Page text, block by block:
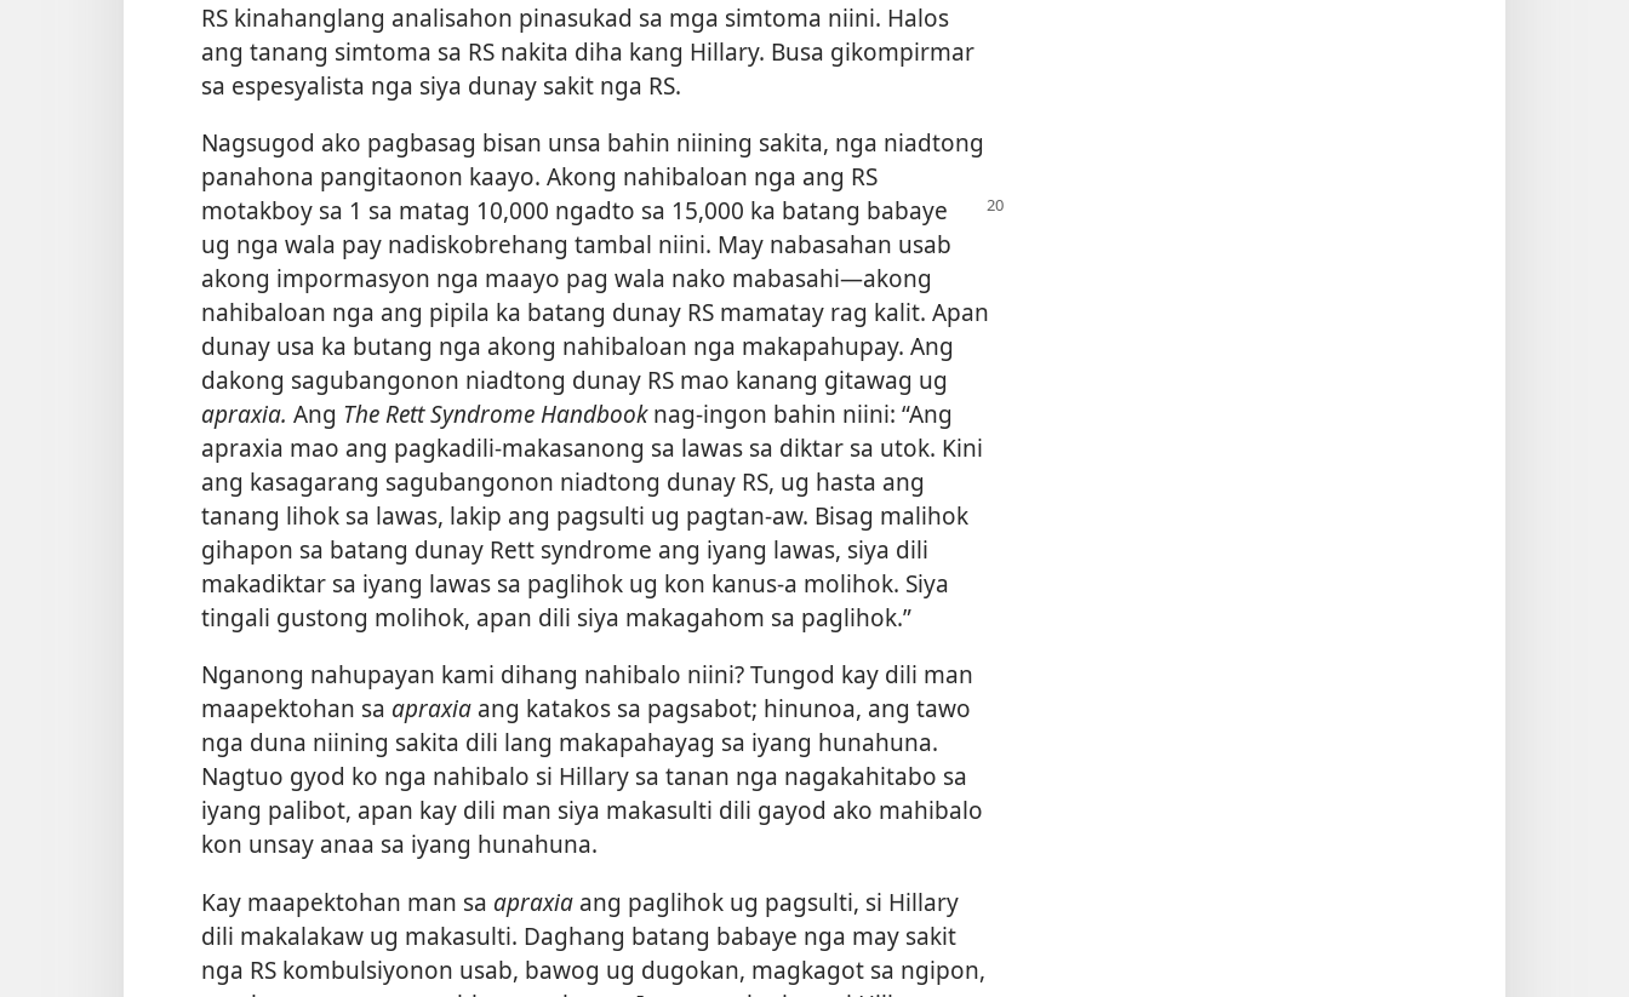
RS kinahanglang analisahon pinasukad sa mga simtoma niini. Halos
ang tanang simtoma sa RS nakita diha kang Hillary. Busa gikompirmar
sa espesyalista nga siya dunay sakit nga RS.
Nagsugod ako pagbasag bisan unsa bahin niining sakita, nga niadtong
panahona pangitaonon kaayo. Akong nahibaloan nga ang RS
motakboy sa 1 sa matag 10,000 ngadto sa 15,000 ka batang babaye
ug nga wala pay nadiskobrehang tambal niini. May nabasahan usab
akong impormasyon nga maayo pag wala nako mabasahi​—akong
nahibaloan nga ang pipila ka batang dunay RS mamatay rag kalit. Apan
dunay usa ka butang nga akong nahibaloan nga makapahupay. Ang
dakong sagubangonon niadtong dunay RS mao kanang gitawag ug
apraxia. Ang The Rett Syndrome Handbooknag-ingon bahin niini: “Ang
apraxia mao ang pagkadili-makasanong sa lawas sa diktar sa utok. Kini
ang kasagarang sagubangonon niadtong dunay RS, ug hasta ang
tanang lihok sa lawas, lakip ang pagsulti ug pagtan-aw. Bisag malihok
gihapon sa batang dunay Rett syndrome ang iyang lawas, siya dili
makadiktar sa iyang lawas sa paglihok ug kon kanus-a molihok. Siya
tingali gustong molihok, apan dili siya makagahom sa paglihok.”
Nganong nahupayan kami dihang nahibalo niini? Tungod kay dili man
maapektohan sa apraxia ang katakos sa pagsabot; hinunoa, ang tawo
nga duna niining sakita dili lang makapahayag sa iyang hunahuna.
Nagtuo gyod ko nga nahibalo si Hillary sa tanan nga nagakahitabo sa
iyang palibot, apan kay dili man siya makasulti dili gayod ako mahibalo
kon unsay anaa sa iyang hunahuna.
Kay maapektohan man sa apraxia ang paglihok ug pagsulti, si Hillary
dili makalakaw ug makasulti. Daghang batang babaye nga may sakit
nga RS kombulsiyonon usab, bawog ug dugokan, magkagot sa ngipon,